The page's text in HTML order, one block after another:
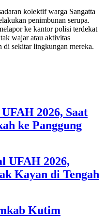
kolektif warga Sangatta
penimbunan serupa.
ke kantor polisi terdekat
wajar atau aktivitas
sekitar lingkungan mereka.
2026, Saat
ke Panggung
UFAH 2026,
Kayan di Tengah
Kutim